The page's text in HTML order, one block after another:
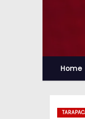
Home